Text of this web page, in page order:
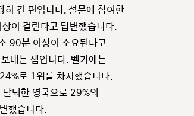
히 긴 편입니다. 설문에 참여한
이 걸린다고 답변했습니다.
90분 이상이 소요된다고
내는 셈입니다. 벨기에는
로 1위를 차지했습니다.
퇴한 영국으로 29%의
했습니다.